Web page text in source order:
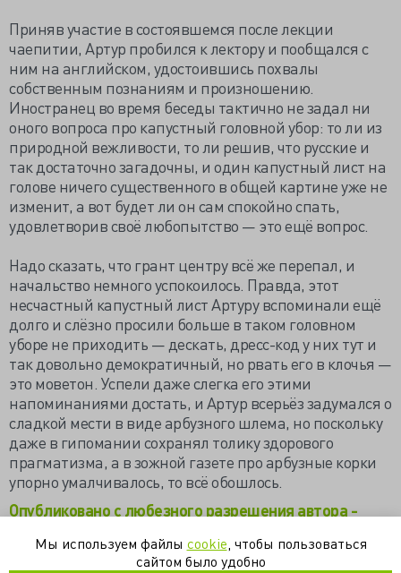
Приняв участие в состоявшемся после лекции
чаепитии, Артур пробился к лектору и пообщался с
ним на английском, удостоившись похвалы
собственным познаниям и произношению.
Иностранец во время беседы тактично не задал ни
оного вопроса про капустный головной убор: то ли из
природной вежливости, то ли решив, что русские и
так достаточно загадочны, и один капустный лист на
голове ничего существенного в общей картине уже не
изменит, а вот будет ли он сам спокойно спать,
удовлетворив своё любопытство — это ещё вопрос.
Надо сказать, что грант центру всё же перепал, и
начальство немного успокоилось. Правда, этот
несчастный капустный лист Артуру вспоминали ещё
долго и слёзно просили больше в таком головном
уборе не приходить — дескать, дресс-код у них тут и
так довольно демократичный, но рвать его в клочья —
это моветон. Успели даже слегка его этими
напоминаниями достать, и Артур всерьёз задумался о
сладкой мести в виде арбузного шлема, но поскольку
даже в гипомании сохранял толику здорового
прагматизма, а в зожной газете про арбузные корки
упорно умалчивалось, то всё обошлось.
Опубликовано с любезного разрешения автора -
Мы используем файлы cookie , чтобы пользоваться
сайтом было удобно